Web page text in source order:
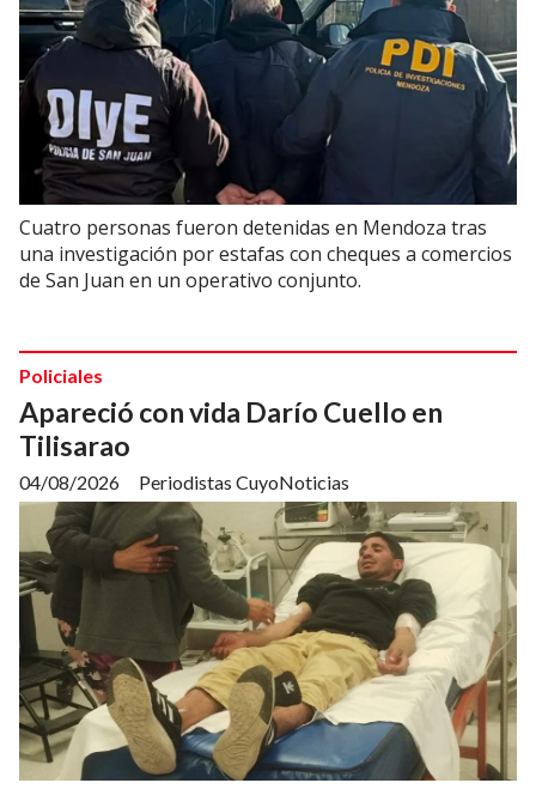
Cuatro personas fueron detenidas en Mendoza tras
una investigación por estafas con cheques a comercios
de San Juan en un operativo conjunto.
Apareció con vida Darío Cuello en
Tilisarao
Periodistas CuyoNoticias
Policiales
04/08/2026